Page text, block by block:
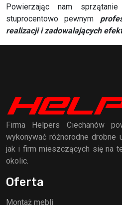
Powierzając nam
stuprocentowo pewnym
realizacji i zadowalających
Firma Helpers Ciechanów
wykonywać różnorodne drobne
jak i firm mieszczących się na
okolic.
Oferta
Montaż mebli